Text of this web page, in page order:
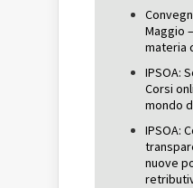
Maggio
materia
IPSOA:
Corsi
mondo
IPSOA:
nuove